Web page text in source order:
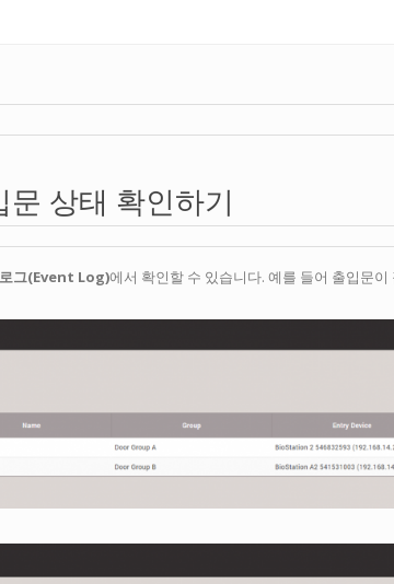
상태 확인하기
그(Event Log)에서 확인할 수 있습니다. 예를 들어 출입문이